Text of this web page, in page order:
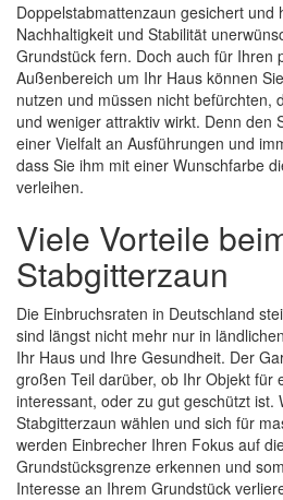
Doppelstabmattenzaun gesichert und
Nachhaltigkeit und Stabilität
Grundstück fern. Doch auch für Ihren
Außenbereich um Ihr Haus können
nutzen und müssen nicht befürchten,
und weniger attraktiv wirkt. Denn den
einer Vielfalt an Ausführungen und
dass Sie ihm mit einer Wunschfarbe
verleihen.
Viele Vorteile
Stabgitterzaun
Die Einbruchsraten in Deutschland
sind längst nicht mehr nur in
Ihr Haus und Ihre Gesundheit. Der
großen Teil darüber, ob Ihr Objekt für
interessant, oder zu gut geschützt ist.
Stabgitterzaun wählen und sich für
werden Einbrecher Ihren Fokus auf
Grundstücksgrenze erkennen und
Interesse an Ihrem Grundstück